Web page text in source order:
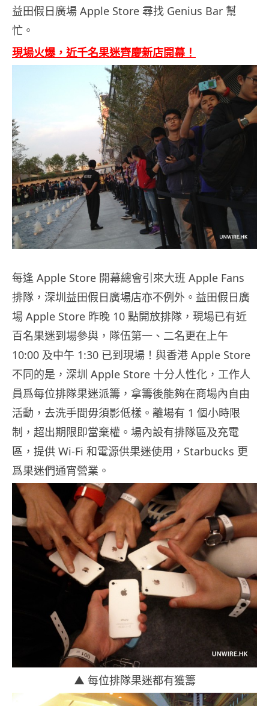
益田假日廣場 Apple Store 尋找 Genius Bar 幫
忙。
現場火爆，近千名果迷齊慶新店開幕！
每逢 Apple Store 開幕總會引來大班 Apple Fans
排隊，深圳益田假日廣場店亦不例外。益田假日廣
場 Apple Store 昨晚 10 點開放排隊，現場已有近
百名果迷到場參與，隊伍第一、二名更在上午
10:00 及中午 1:30 已到現場！與香港 Apple Store
不同的是，深圳 Apple Store 十分人性化，工作人
員爲每位排隊果迷派籌，拿籌後能夠在商場內自由
活動，去洗手間毋須影低樣。離場有 1 個小時限
制，超出期限即當棄權。場內設有排隊區及充電
區，提供 Wi-Fi 和電源供果迷使用，Starbucks 更
爲果迷們通宵營業。
▲ 每位排隊果迷都有獲籌